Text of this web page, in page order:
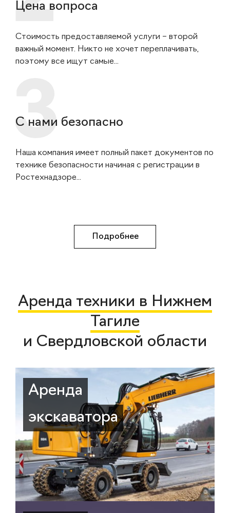
Цена вопроса
Стоимость предоставляемой услуги – второй
важный момент. Никто не хочет переплачивать,
поэтому все ищут самые...
С нами безопасно
Наша компания имеет полный пакет документов по
технике безопасности начиная с регистрации в
Ростехнадзоре...
Подробнее
Аренда техники в Нижнем
Тагиле
и Свердловской области
Аренда
экскаватора